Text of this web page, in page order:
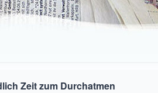
Zeit zum Durchatmen